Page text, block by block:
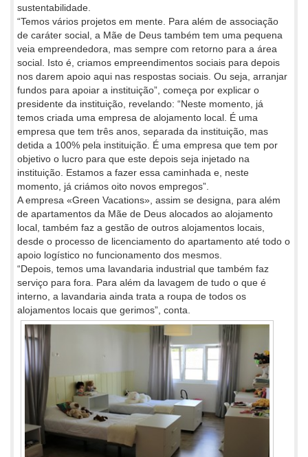
sustentabilidade.
“Temos vários projetos em mente. Para além de associação
de caráter social, a Mãe de Deus também tem uma pequena
veia empreendedora, mas sempre com retorno para a área
social. Isto é, criamos empreendimentos sociais para depois
nos darem apoio aqui nas respostas sociais. Ou seja, arranjar
fundos para apoiar a instituição”, começa por explicar o
presidente da instituição, revelando: “Neste momento, já
temos criada uma empresa de alojamento local. É uma
empresa que tem três anos, separada da instituição, mas
detida a 100% pela instituição. É uma empresa que tem por
objetivo o lucro para que este depois seja injetado na
instituição. Estamos a fazer essa caminhada e, neste
momento, já criámos oito novos empregos”.
A empresa «Green Vacations», assim se designa, para além
de apartamentos da Mãe de Deus alocados ao alojamento
local, também faz a gestão de outros alojamentos locais,
desde o processo de licenciamento do apartamento até todo o
apoio logístico no funcionamento dos mesmos.
“Depois, temos uma lavandaria industrial que também faz
serviço para fora. Para além da lavagem de tudo o que é
interno, a lavandaria ainda trata a roupa de todos os
alojamentos locais que gerimos”, conta.